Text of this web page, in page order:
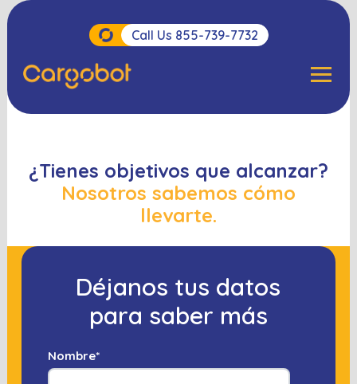
Call Us 855-739-7732
Para Empresas
Sobre Nosotros
Blog
¿Tienes objetivos que alcanzar?
Nosotros sabemos cómo
llevarte.
Déjanos tus datos
para saber más
Nombre*